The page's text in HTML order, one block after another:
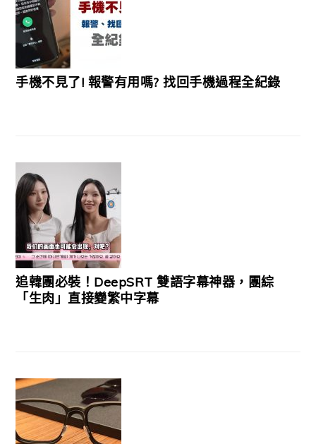
手機不見了! 報警有用嗎? 找回手機過程全紀錄
追韓團必裝！DeepSRT 雙語字幕神器，團綜
「生肉」直接變繁中字幕